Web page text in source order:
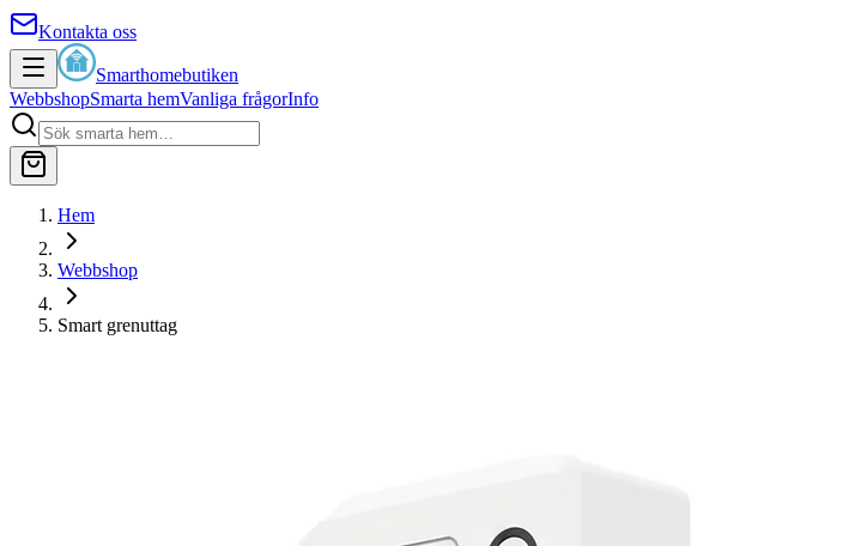
Kontakta oss
Smarthomebutiken
WebbshopSmarta hemVanliga frågorInfo
Hem
Webbshop
Smart grenuttag